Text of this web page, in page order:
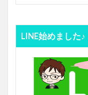
LINE始めました♪